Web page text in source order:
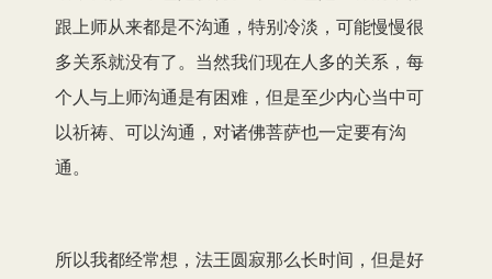
跟上师从来都是不沟通，特别冷淡，可能慢慢很
多关系就没有了。当然我们现在人多的关系，每
个人与上师沟通是有困难，但是至少内心当中可
以祈祷、可以沟通，对诸佛菩萨也一定要有沟
通。
所以我都经常想，法王圆寂那么长时间，但是好